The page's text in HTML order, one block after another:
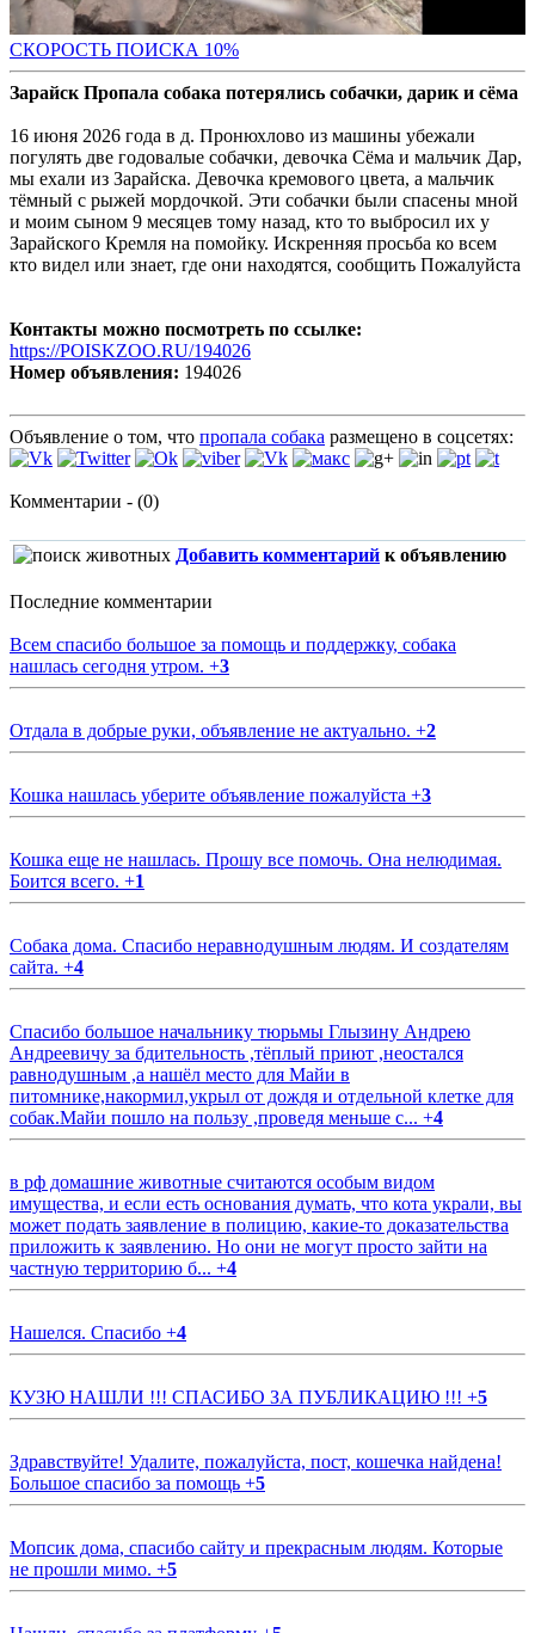
СКОРОСТЬ ПОИСКА 10%
Зарайск Пропала собака потерялись собачки, дарик и сёма
16 июня 2026 года в д. Пронюхлово из машины убежали
погулять две годовалые собачки, девочка Сёма и мальчик Дар,
мы ехали из Зарайска. Девочка кремового цвета, а мальчик
тёмный с рыжей мордочкой. Эти собачки были спасены мной
и моим сыном 9 месяцев тому назад, кто то выбросил их у
Зарайского Кремля на помойку. Искренняя просьба ко всем
кто видел или знает, где они находятся, сообщить Пожалуйста
Контакты можно посмотреть по ссылке:
https://POISKZOO.RU/194026
Номер объявления: 194026
Объявление о том, что пропала собака размещено в соцсетях:
Комментарии - (0)
Добавить комментарий к объявлению
Последние комментарии
Всем спасибо большое за помощь и поддержку, собака
нашлась сегодня утром. +3
Отдала в добрые руки, объявление не актуально. +2
Кошка нашлась уберите объявление пожалуйста +3
Кошка еще не нашлась. Прошу все помочь. Она нелюдимая.
Боится всего. +1
Собака дома. Спасибо неравнодушным людям. И создателям
сайта. +4
Спасибо большое начальнику тюрьмы Глызину Андрею
Андреевичу за бдительность ,тёплый приют ,неостался
равнодушным ,а нашёл место для Майи в
питомнике,накормил,укрыл от дождя и отдельной клетке для
собак.Майи пошло на пользу ,проведя меньше с... +4
в рф домашние животные считаются особым видом
имущества, и если есть основания думать, что кота украли, вы
может подать заявление в полицию, какие-то доказательства
приложить к заявлению. Но они не могут просто зайти на
частную территорию б... +4
Нашелся. Спасибо +4
КУЗЮ НАШЛИ !!! СПАСИБО ЗА ПУБЛИКАЦИЮ !!! +5
Здравствуйте! Удалите, пожалуйста, пост, кошечка найдена!
Большое спасибо за помощь +5
Мопсик дома, спасибо сайту и прекрасным людям. Которые
не прошли мимо. +5